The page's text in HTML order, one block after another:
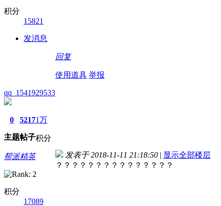
积分
15821
发消息
回复
使用道具 举报
qq_1541929533
0
主题
5217
帖子
1万
积分
帮派精英
积分
17089
发表于 2018-11-11 21:18:50 | 显示全部楼层
？？？？？？？？？？？？？？？